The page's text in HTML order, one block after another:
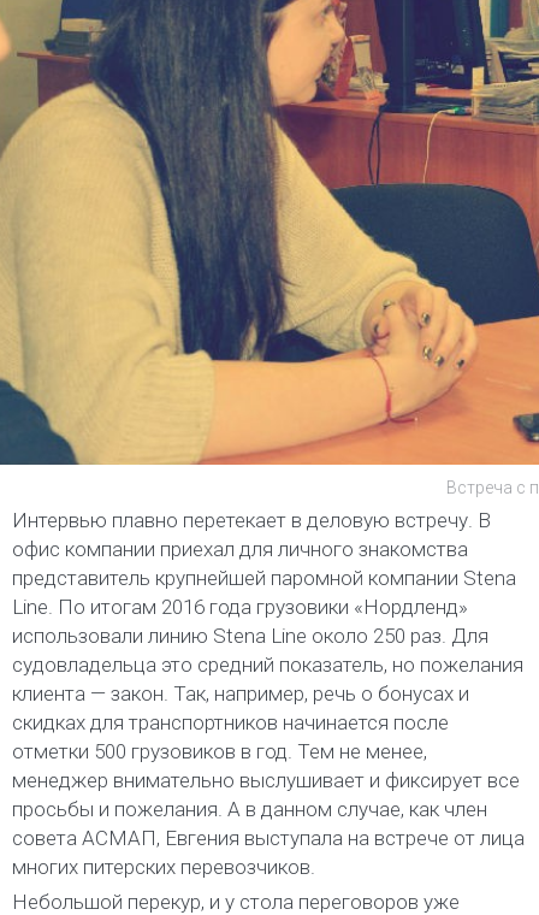
Встреча с
Интервью плавно перетекает в деловую встречу. В
офис компании приехал для личного знакомства
представитель крупнейшей паромной компании Stena
Line. По итогам 2016 года грузовики «Нордленд»
использовали линию Stena Line около 250 раз. Для
судовладельца это средний показатель, но пожелания
клиента — закон. Так, например, речь о бонусах и
скидках для транспортников начинается после
отметки 500 грузовиков в год. Тем не менее,
менеджер внимательно выслушивает и фиксирует все
просьбы и пожелания. А в данном случае, как член
совета АСМАП, Евгения выступала на встрече от лица
многих питерских перевозчиков.
Небольшой перекур, и у стола переговоров уже